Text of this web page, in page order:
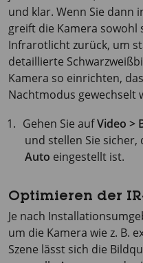
und klar. Wenn Sie dann
greift die Kamera sowohl
Infrarotlicht zurück, um
detaillierte
Kamera so einrichten,
Nachtmodus gewechselt
Gehen Sie aufVideo >
und stellen Sie sicher,
Auto eingestellt ist.
Optimieren der
Je nach
um die Kamera wie z. B.
Szene lässt sich die